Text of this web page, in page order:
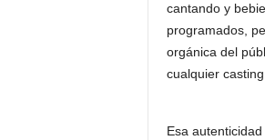
cantando y
programados,
orgánica del
cualquier
Esa